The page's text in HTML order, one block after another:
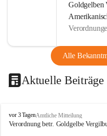
Goldgelben
Alle
Aktuelle Beiträge
B
r
vor 3 TagenAmtliche Mitteilung
Verordnung betr. Goldgelbe